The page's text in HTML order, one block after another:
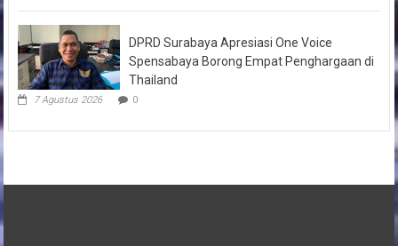
DPRD Surabaya Apresiasi One Voice
Spensabaya Borong Empat Penghargaan di
Thailand
7 Agustus 2026 0